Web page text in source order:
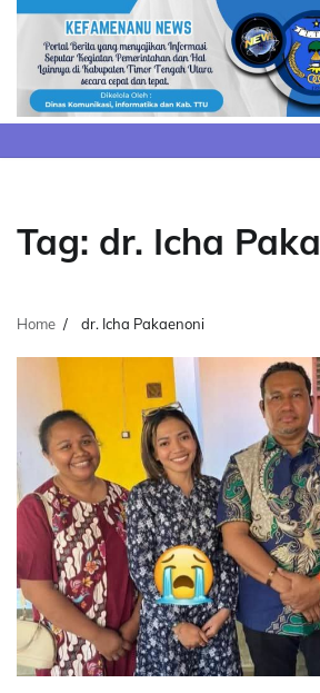
Skip
content
Tag: dr. Icha
Home dr. Icha Pakaenoni